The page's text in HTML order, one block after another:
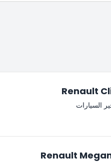
Renault
السيارات
Renault